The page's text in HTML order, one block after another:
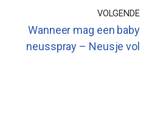
VOLGENDE
Wanneer mag een baby
neusspray – Neusje vol